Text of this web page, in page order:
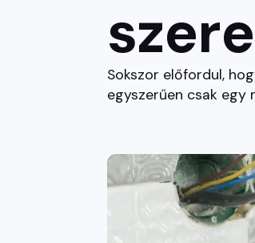
Sokszor előfordul,
egyszerűen csak egy